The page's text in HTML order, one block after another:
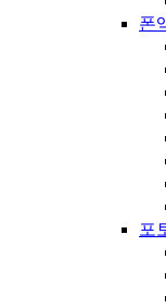
폰
포